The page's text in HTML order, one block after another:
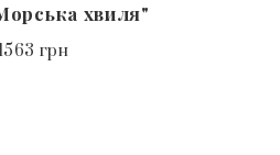
хвиля"
1563 грн